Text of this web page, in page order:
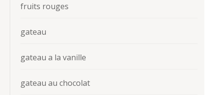
fruits rouges
gateau
gateau a la vanille
gateau au chocolat